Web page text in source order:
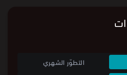
التطوّر الشهري